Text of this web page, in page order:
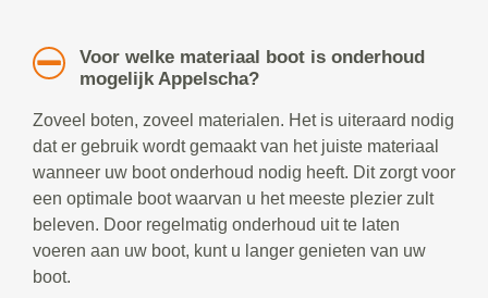
Voor welke materiaal boot is onderhoud
mogelijk Appelscha?
Zoveel boten, zoveel materialen. Het is uiteraard nodig
dat er gebruik wordt gemaakt van het juiste materiaal
wanneer uw boot onderhoud nodig heeft. Dit zorgt voor
een optimale boot waarvan u het meeste plezier zult
beleven. Door regelmatig onderhoud uit te laten
voeren aan uw boot, kunt u langer genieten van uw
boot.